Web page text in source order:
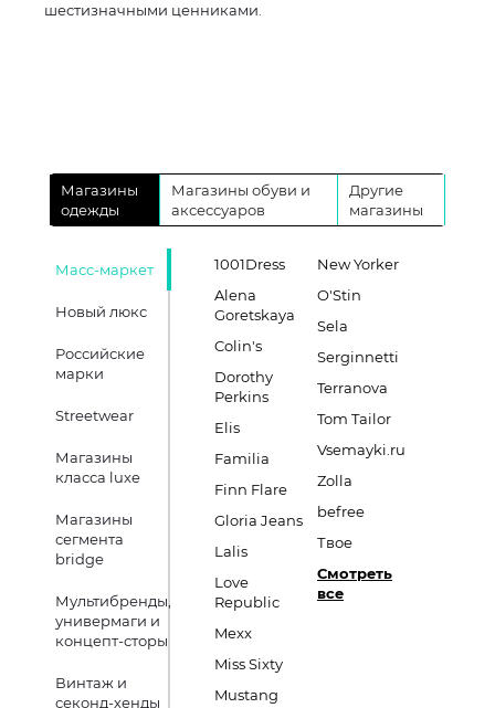
шестизначными ценниками.
Магазины
одежды
Магазины обуви и
аксессуаров
Другие
магазины
Масс-маркет
Новый люкс
Российские
марки
Streetwear
Магазины
класса luxe
Магазины
сегмента
bridge
Мультибренды,
универмаги и
концепт-сторы
Винтаж и
секонд-хенды
1001Dress
Alena
Goretskaya
Colin's
Dorothy
Perkins
Elis
Familia
Finn Flare
Gloria Jeans
Lalis
Love
Republic
Mexx
Miss Sixty
Mustang
New Yorker
O'Stin
Sela
Serginnetti
Terranova
Tom Tailor
Vsemayki.ru
Zolla
befree
Твое
Смотреть
все